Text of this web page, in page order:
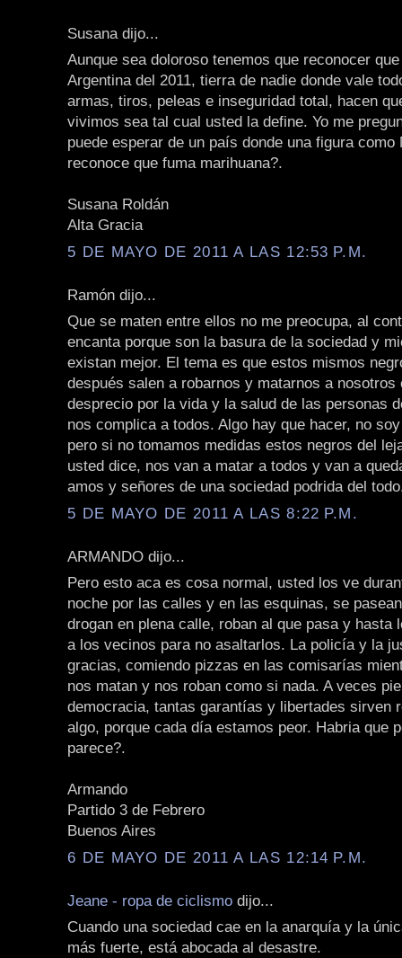
Susana dijo...
Aunque sea doloroso tenemos que reconocer
Argentina del 2011, tierra de nadie donde vale
armas, tiros, peleas e inseguridad total, hacen
vivimos sea tal cual usted la define. Yo me
puede esperar de un país donde una figura como
reconoce que fuma marihuana?.
Susana Roldán
Alta Gracia
5 DE MAYO DE 2011 A LAS 12:53 P.M.
Ramón dijo...
Que se maten entre ellos no me preocupa, al
encanta porque son la basura de la sociedad y
existan mejor. El tema es que estos mismos
después salen a robarnos y matarnos a nosotros
desprecio por la vida y la salud de las personas
nos complica a todos. Algo hay que hacer, no
pero si no tomamos medidas estos negros del
usted dice, nos van a matar a todos y van a
amos y señores de una sociedad podrida del
5 DE MAYO DE 2011 A LAS 8:22 P.M.
ARMANDO dijo...
Pero esto aca es cosa normal, usted los ve
noche por las calles y en las esquinas, se
drogan en plena calle, roban al que pasa y hasta
a los vecinos para no asaltarlos. La policía y la
gracias, comiendo pizzas en las comisarías
nos matan y nos roban como si nada. A veces
democracia, tantas garantías y libertades sirven
algo, porque cada día estamos peor. Habria que
parece?.
Armando
Partido 3 de Febrero
Buenos Aires
6 DE MAYO DE 2011 A LAS 12:14 P.M.
Jeane - ropa de ciclismo dijo...
Cuando una sociedad cae en la anarquía y la
más fuerte, está abocada al desastre.